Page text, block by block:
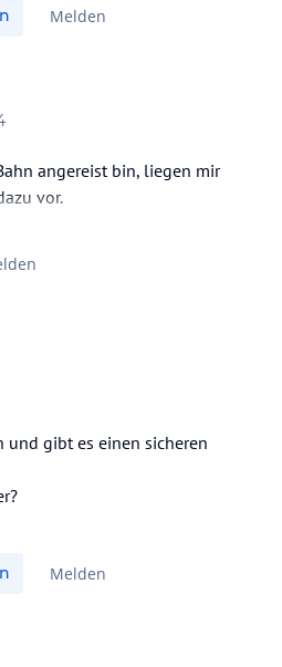
Melden
angereist bin, liegen mir
vor.
gibt es einen sicheren
Melden